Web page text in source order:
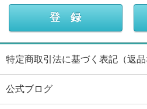
特定商取引法に基づく表記（返品
公式ブログ